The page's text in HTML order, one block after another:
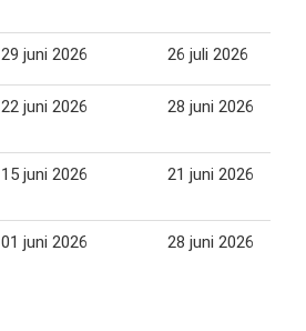
29 juni 2026 26 juli 2026
22 juni 2026 28 juni 2026
15 juni 2026 21 juni 2026
01 juni 2026 28 juni 2026